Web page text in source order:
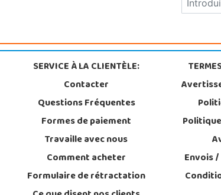
SERVICE À LA CLIENTÈLE:
Contacter
Questions Fréquentes
Formes de paiement
Travaille avec nous
Comment acheter
Formulaire de rétractation
Envois